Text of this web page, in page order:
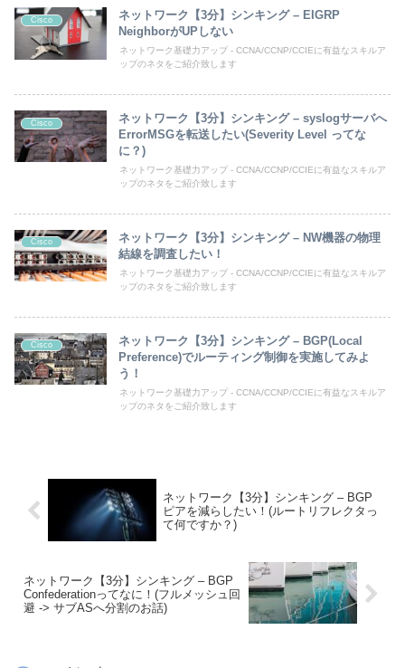
Cisco
ネットワーク【3分】シンキング – EIGRP
NeighborがUPしない
ネットワーク基礎力アップ - CCNA/CCNP/CCIEに有益なスキルア
ップのネタをご紹介致します
Cisco
ネットワーク【3分】シンキング – syslogサーバへ
ErrorMSGを転送したい(Severity Level ってな
に？)
ネットワーク基礎力アップ - CCNA/CCNP/CCIEに有益なスキルア
ップのネタをご紹介致します
Cisco
ネットワーク【3分】シンキング – NW機器の物理
結線を調査したい！
ネットワーク基礎力アップ - CCNA/CCNP/CCIEに有益なスキルア
ップのネタをご紹介致します
Cisco
ネットワーク【3分】シンキング – BGP(Local
Preference)でルーティング制御を実施してみよ
う！
ネットワーク基礎力アップ - CCNA/CCNP/CCIEに有益なスキルア
ップのネタをご紹介致します
ネットワーク【3分】シンキング – BGP
ピアを減らしたい！(ルートリフレクタっ
て何ですか？)
ネットワーク【3分】シンキング – BGP
Confederationってなに！(フルメッシュ回
避 -> サブASへ分割のお話)